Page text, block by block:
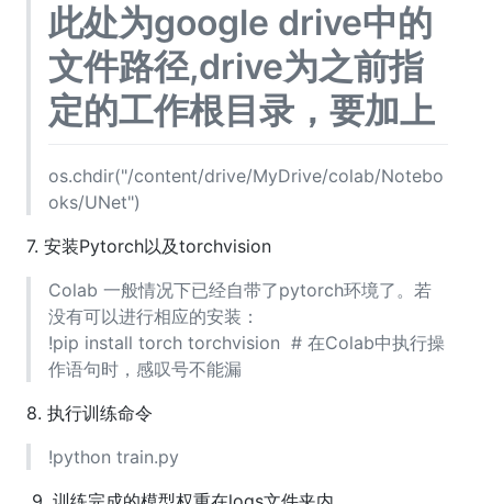
此处为google drive中的
文件路径,drive为之前指
定的工作根目录，要加上
os.chdir("/content/drive/MyDrive/colab/Notebo
oks/UNet")
7. 安装Pytorch以及torchvision
Colab 一般情况下已经自带了pytorch环境了。若
没有可以进行相应的安装：
!pip install torch torchvision # 在Colab中执行操
作语句时，感叹号不能漏
8. 执行训练命令
!python train.py